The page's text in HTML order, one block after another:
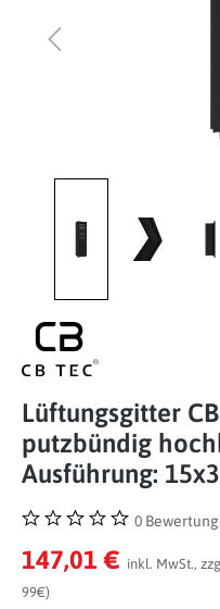
Lüftungsgitter
putzbündig
Ausführung:
Durchschnittliche
0
147,01 € inkl. MwSt.,
99€)